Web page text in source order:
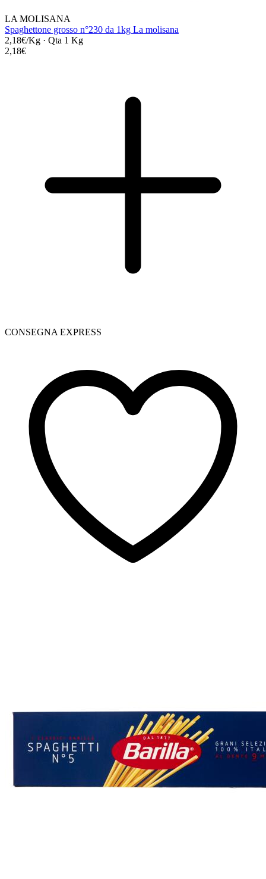
LA MOLISANA
Spaghettone grosso n°230 da 1kg La molisana
2,18€/Kg · Qta 1 Kg
2,18€
CONSEGNA EXPRESS